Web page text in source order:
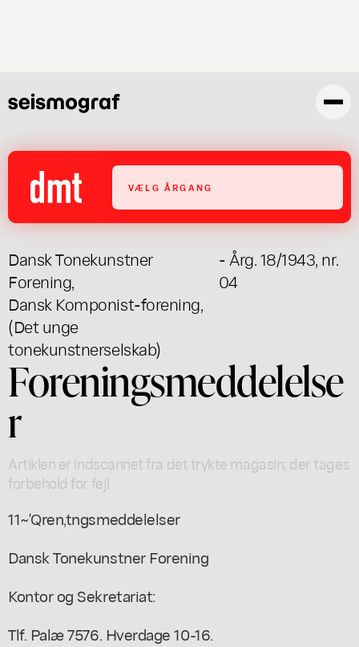
VÆLG ÅRGANG
Dansk Tonekunstner
Forening,
Dansk Komponist-forening,
(Det unge
tonekunstnerselskab)
- Årg. 18/1943, nr.
04
Foreningsmeddelelse
r
Artiklen er indscannet fra det trykte magasin; der tages
forbehold for fejl
11~'Qren,tngsmeddelelser
Dansk Tonekunstner Forening
Kontor og Sekretariat:
Tlf. Palæ 7576. Hverdage 10-16.